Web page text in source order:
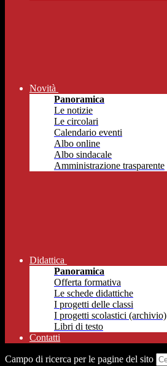
Novità
Panoramica
Le notizie
Le circolari
Calendario eventi
Albo online
Albo sindacale
Amministrazione trasparente
Didattica
Panoramica
Offerta formativa
Le schede didattiche
I progetti delle classi
I progetti scolastici (archivio)
Libri di testo
Contatti
Campo di ricerca per le pagine del sito